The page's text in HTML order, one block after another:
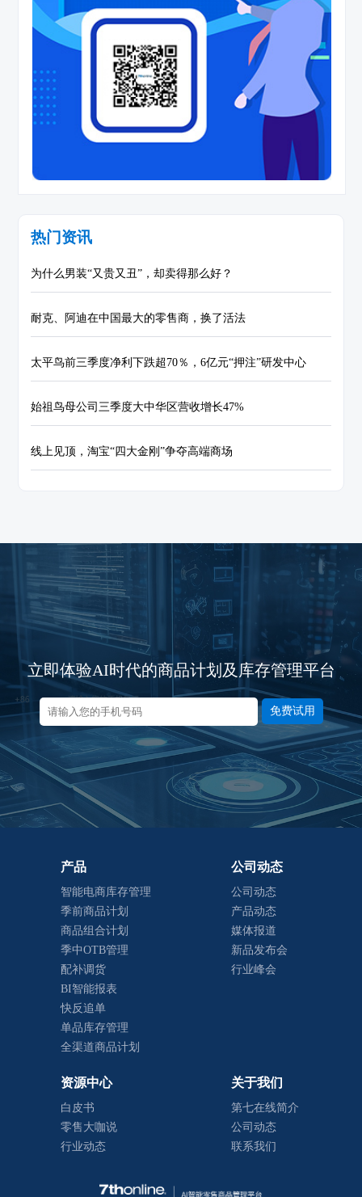
热门资讯
为什么男装“又贵又丑”，却卖得那么好？
耐克、阿迪在中国最大的零售商，换了活法
太平鸟前三季度净利下跌超70％，6亿元“押注”研发中心
始祖鸟母公司三季度大中华区营收增长47%
线上见顶，淘宝“四大金刚”争夺高端商场
立即体验AI时代的商品计划及库存管理平台
免费试用
产品
智能电商库存管理
季前商品计划
商品组合计划
季中OTB管理
配补调货
BI智能报表
快反追单
单品库存管理
全渠道商品计划
公司动态
公司动态
产品动态
媒体报道
新品发布会
行业峰会
资源中心
白皮书
零售大咖说
行业动态
关于我们
第七在线简介
公司动态
联系我们